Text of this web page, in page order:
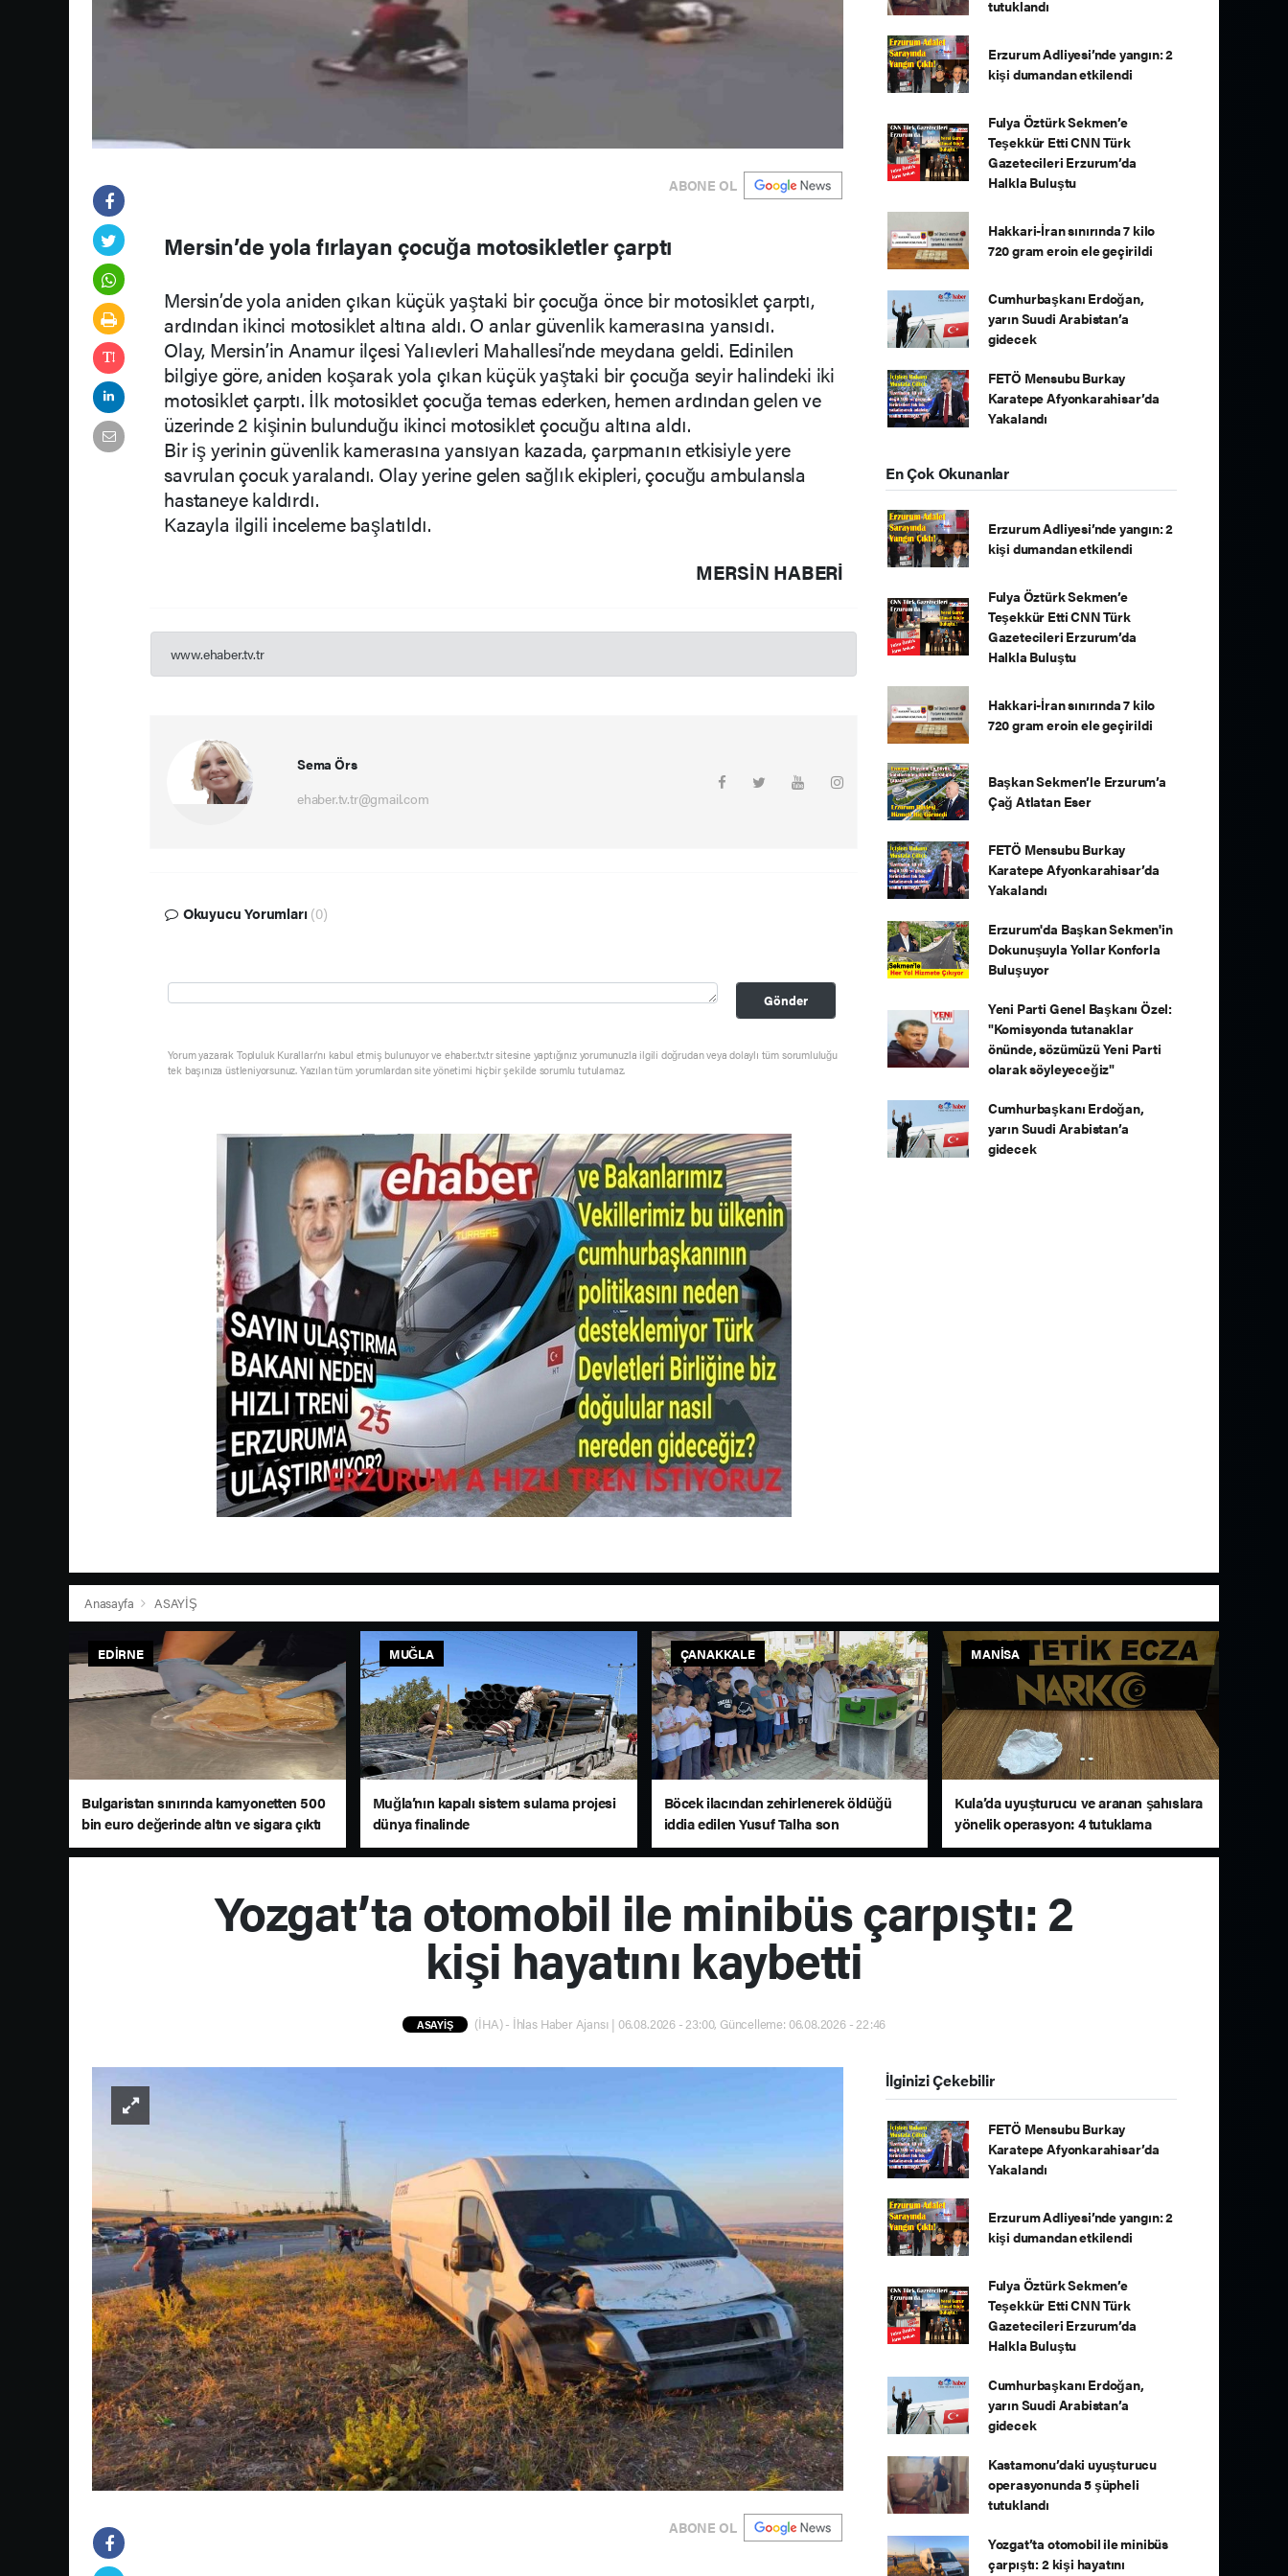
ABONE OL
Mersin’de yola fırlayan çocuğa motosikletler çarptı
Mersin’de yola aniden çıkan küçük yaştaki bir çocuğa önce bir motosiklet çarptı,
ardından ikinci motosiklet altına aldı. O anlar güvenlik kamerasına yansıdı.
Olay, Mersin’in Anamur ilçesi Yalıevleri Mahallesi’nde meydana geldi. Edinilen
bilgiye göre, aniden koşarak yola çıkan küçük yaştaki bir çocuğa seyir halindeki iki
motosiklet çarptı. İlk motosiklet çocuğa temas ederken, hemen ardından gelen ve
üzerinde 2 kişinin bulunduğu ikinci motosiklet çocuğu altına aldı.
Bir iş yerinin güvenlik kamerasına yansıyan kazada, çarpmanın etkisiyle yere
savrulan çocuk yaralandı. Olay yerine gelen sağlık ekipleri, çocuğu ambulansla
hastaneye kaldırdı.
Kazayla ilgili inceleme başlatıldı.
MERSIN HABERİ
www.ehaber.tv.tr
Sema Örs
ehaber.tv.tr@gmail.com
Okuyucu Yorumları (0)
Gönder
Yorum yazarak Topluluk Kuralları’nı kabul etmiş bulunuyor ve ehaber.tv.tr sitesine yaptığınız yorumunuzla ilgili doğrudan veya dolaylı tüm sorumluluğu
tek başınıza üstleniyorsunuz. Yazılan tüm yorumlardan site yönetimi hiçbir şekilde sorumlu tutulamaz.
tutuklandı
Erzurum Adliyesi’nde yangın: 2
kişi dumandan etkilendi
Fulya Öztürk Sekmen’e
Teşekkür Etti CNN Türk
Gazetecileri Erzurum’da
Halkla Buluştu
Hakkari-İran sınırında 7 kilo
720 gram eroin ele geçirildi
Cumhurbaşkanı Erdoğan,
yarın Suudi Arabistan’a
gidecek
FETÖ Mensubu Burkay
Karatepe Afyonkarahisar’da
Yakalandı
En Çok Okunanlar
Erzurum Adliyesi’nde yangın: 2
kişi dumandan etkilendi
Fulya Öztürk Sekmen’e
Teşekkür Etti CNN Türk
Gazetecileri Erzurum’da
Halkla Buluştu
Hakkari-İran sınırında 7 kilo
720 gram eroin ele geçirildi
Başkan Sekmen’le Erzurum’a
Çağ Atlatan Eser
FETÖ Mensubu Burkay
Karatepe Afyonkarahisar’da
Yakalandı
Erzurum'da Başkan Sekmen'in
Dokunuşuyla Yollar Konforla
Buluşuyor
Yeni Parti Genel Başkanı Özel:
"Komisyonda tutanaklar
önünde, sözümüzü Yeni Parti
olarak söyleyeceğiz"
Cumhurbaşkanı Erdoğan,
yarın Suudi Arabistan’a
gidecek
Anasayfa ASAYİŞ
EDIRNE
Bulgaristan sınırında kamyonetten 500
bin euro değerinde altın ve sigara çıktı
MUĞLA
Muğla’nın kapalı sistem sulama projesi
dünya finalinde
ÇANAKKALE
Böcek ilacından zehirlenerek öldüğü
iddia edilen Yusuf Talha son
yolculuğuna uğurlandı
MANISA
Kula’da uyuşturucu ve aranan şahıslara
yönelik operasyon: 4 tutuklama
Yozgat’ta otomobil ile minibüs çarpıştı: 2
kişi hayatını kaybetti
ASAYİŞ (İHA) - İhlas Haber Ajansı | 06.08.2026 - 23:00, Güncelleme: 06.08.2026 - 22:46
ABONE OL
İlginizi Çekebilir
FETÖ Mensubu Burkay
Karatepe Afyonkarahisar’da
Yakalandı
Erzurum Adliyesi’nde yangın: 2
kişi dumandan etkilendi
Fulya Öztürk Sekmen’e
Teşekkür Etti CNN Türk
Gazetecileri Erzurum’da
Halkla Buluştu
Cumhurbaşkanı Erdoğan,
yarın Suudi Arabistan’a
gidecek
Kastamonu’daki uyuşturucu
operasyonunda 5 şüpheli
tutuklandı
Yozgat’ta otomobil ile minibüs
çarpıştı: 2 kişi hayatını